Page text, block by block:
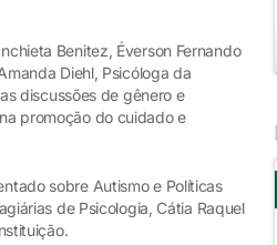
Benitez, Éverson Fernando
Diehl, Psicóloga da
discussões de gênero e
promoção do cuidado e
sobre Autismo e Políticas
de Psicologia, Cátia Raquel